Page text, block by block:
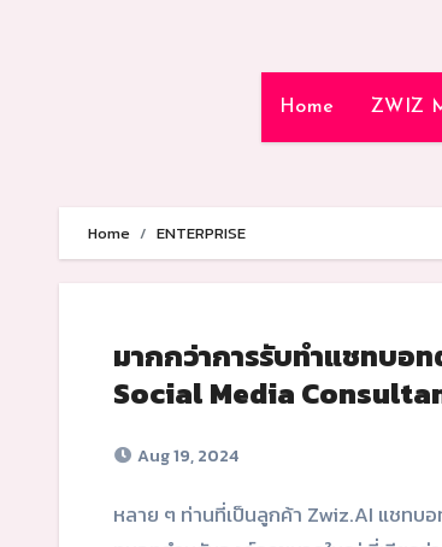
Home ZWIZ
Home ENTERPRISE
มากกว่าการรับทำแชทบอ
Social Media
Aug 19, 2024
หลาย ๆ ท่านที่เป็นลูกค้า Zwiz.AI แชทบอท อาจจะยังไม่ทราบว่านอกจากแชทบอทสำเร็จรูปแล้ว เรายังรับทำแช